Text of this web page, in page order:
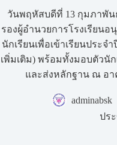
วันพฤหัสบดีที่ 13 กุมภาพัน
รองผู้อำนวยการโรงเรียน
นักเรียนเพื่อเข้าเรียนประจ
เพิ่มเติม) พร้อมทั้งมอบตัวนั
และส่งหลักฐาน ณ อ
adminabsk
ปร